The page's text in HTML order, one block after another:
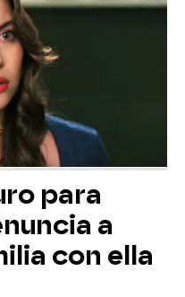
para
a
con ella